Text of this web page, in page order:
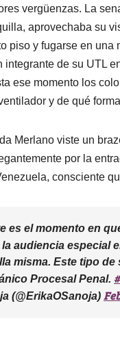
s
vergüenzas. La
aprovechaba su
piso y fugarse en
integrante de su UTL
ese momento los
y de qué
Merlano viste un
por la
consciente
es el momento en
audiencia especial
misma. Este tipo
Procesal Penal.
(@ErikaOSanoja)